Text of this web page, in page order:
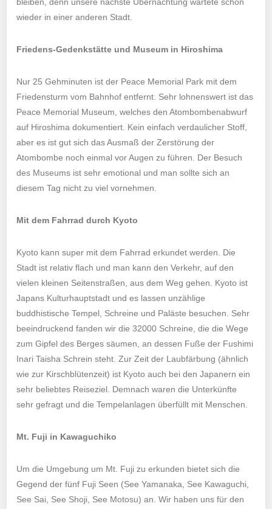
bleiben, denn unsere nächste Übernachtung wartete schon
wieder in einer anderen Stadt.
Friedens-Gedenkstätte und Museum in Hiroshima
Nur 25 Gehminuten ist der Peace Memorial Park mit dem
Friedensturm vom Bahnhof entfernt. Sehr lohnenswert ist das
Peace Memorial Museum, welches den Atombombenabwurf
auf Hiroshima dokumentiert. Kein einfach verdaulicher Stoff,
aber es ist gut sich das Ausmaß der Zerstörung der
Atombombe noch einmal vor Augen zu führen. Der Besuch
des Museums ist sehr emotional und man sollte sich an
diesem Tag nicht zu viel vornehmen.
Mit dem Fahrrad durch Kyoto
Kyoto kann super mit dem Fahrrad erkundet werden. Die
Stadt ist relativ flach und man kann den Verkehr, auf den
vielen kleinen Seitenstraßen, aus dem Weg gehen. Kyoto ist
Japans Kulturhauptstadt und es lassen unzählige
buddhistische Tempel, Schreine und Paläste besuchen. Sehr
beeindruckend fanden wir die 32000 Schreine, die die Wege
zum Gipfel des Berges säumen, an dessen Fuße der Fushimi
Inari Taisha Schrein steht. Zur Zeit der Laubfärbung (ähnlich
wie zur Kirschblütenzeit) ist Kyoto auch bei den Japanern ein
sehr beliebtes Reiseziel. Demnach waren die Unterkünfte
sehr gefragt und die Tempelanlagen überfüllt mit Menschen.
Mt. Fuji in Kawaguchiko
Um die Umgebung um Mt. Fuji zu erkunden bietet sich die
Gegend der fünf Fuji Seen (See Yamanaka, See Kawaguchi,
See Sai, See Shoji, See Motosu) an. Wir haben uns für den